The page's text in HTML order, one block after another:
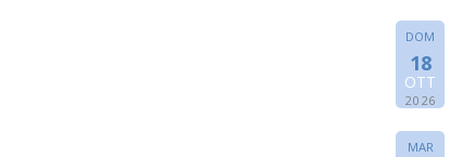
DOM
18
OTT
2026
MAR